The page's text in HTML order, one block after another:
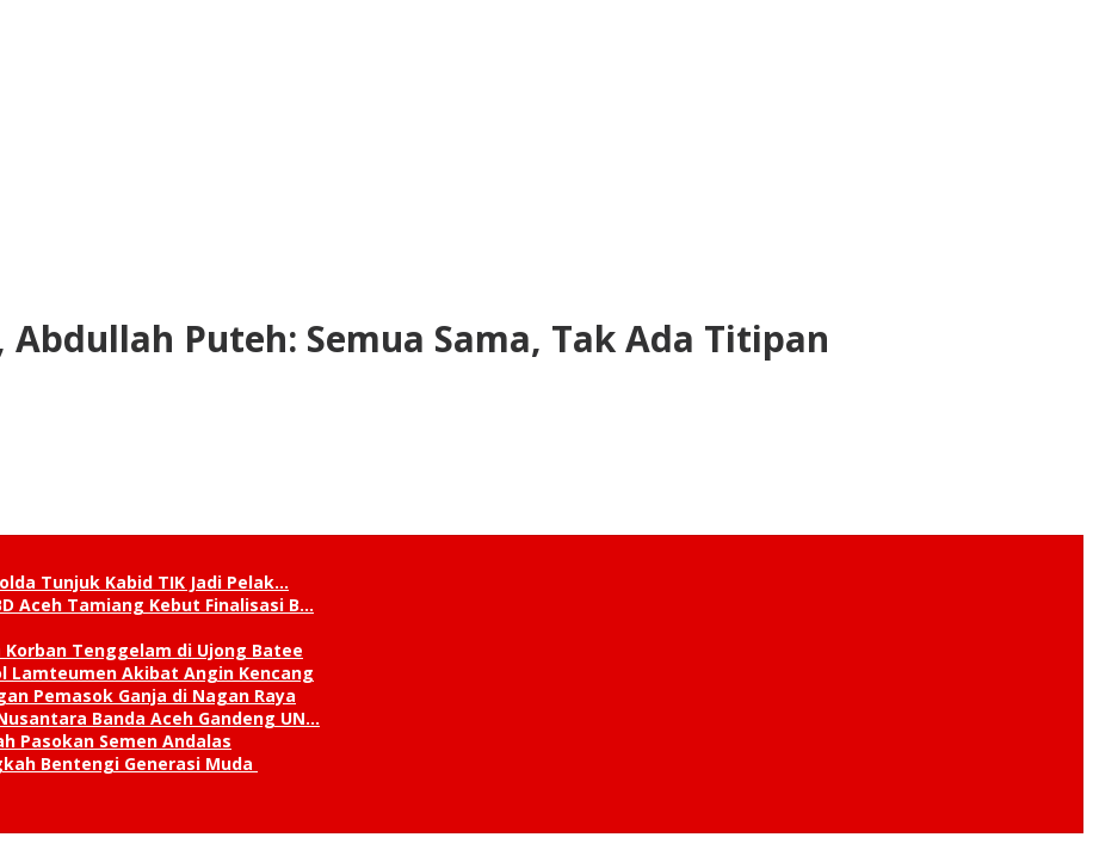
Puteh: Semua Sama, Tak Ada Titipan
Tunjuk Kabid TIK Jadi Pelak…
Aceh Tamiang Kebut Finalisasi B…
Tenggelam di Ujong Batee
Lamteumen Akibat Angin Kencang
Pemasok Ganja di Nagan Raya
Banda Aceh Gandeng UN…
Pasokan Semen Andalas
Bentengi Generasi Muda